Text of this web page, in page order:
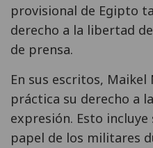
provisional de Egipto
derecho a la libertad
de prensa.
En sus escritos, Maikel
práctica su derecho a
expresión. Esto
papel de los militares